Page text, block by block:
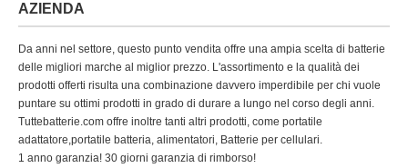
AZIENDA
Da anni nel settore, questo punto vendita offre una ampia scelta di batterie
delle migliori marche al miglior prezzo. L'assortimento e la qualità dei
prodotti offerti risulta una combinazione davvero imperdibile per chi vuole
puntare su ottimi prodotti in grado di durare a lungo nel corso degli anni.
Tuttebatterie.com offre inoltre tanti altri prodotti, come portatile
adattatore,portatile batteria, alimentatori, Batterie per cellulari.
1 anno garanzia! 30 giorni garanzia di rimborso!